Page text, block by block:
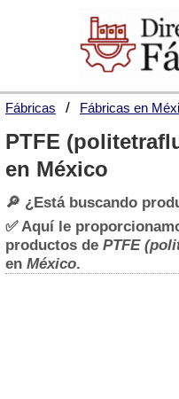
Fábricas Fábricas en
PTFE
en México
🔎 ¿Está buscando
✅ Aquí le
productos de PTFE
en México.